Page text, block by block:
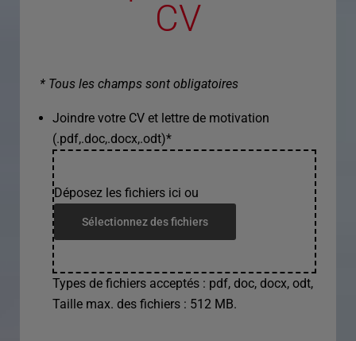
CV
* Tous les champs sont obligatoires
Joindre votre CV et lettre de motivation
(.pdf,.doc,.docx,.odt)*
Déposez les fichiers ici ou
Sélectionnez des fichiers
Types de fichiers acceptés : pdf, doc, docx, odt,
Taille max. des fichiers : 512 MB.